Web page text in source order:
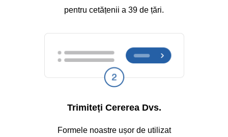
pentru cetățenii a 39 de țări.
Trimiteți Cererea Dvs.
Formele noastre ușor de utilizat